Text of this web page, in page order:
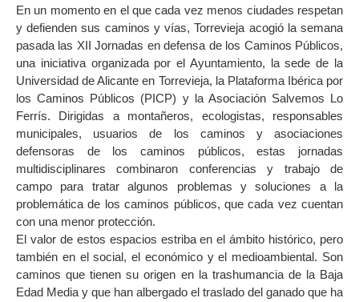
En un momento en el que cada vez menos ciudades respetan
y defienden sus caminos y vías, Torrevieja acogió la semana
pasada las XII Jornadas en defensa de los Caminos Públicos,
una iniciativa organizada por el Ayuntamiento, la sede de la
Universidad de Alicante en Torrevieja, la Plataforma Ibérica por
los Caminos Públicos (PICP) y la Asociación Salvemos Lo
Ferrís. Dirigidas a montañeros, ecologistas, responsables
municipales, usuarios de los caminos y asociaciones
defensoras de los caminos públicos, estas jornadas
multidisciplinares combinaron conferencias y trabajo de
campo para tratar algunos problemas y soluciones a la
problemática de los caminos públicos, que cada vez cuentan
con una menor protección.
El valor de estos espacios estriba en el ámbito histórico, pero
también en el social, el económico y el medioambiental. Son
caminos que tienen su origen en la trashumancia de la Baja
Edad Media y que han albergado el traslado del ganado que ha